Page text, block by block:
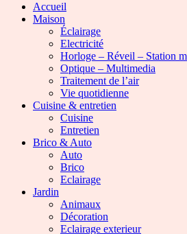
Accueil
Maison
Éclairage
Electricité
Horloge – Réveil – Station
Optique – Multimedia
Traitement de l’air
Vie quotidienne
Cuisine & entretien
Cuisine
Entretien
Brico & Auto
Auto
Brico
Eclairage
Jardin
Animaux
Décoration
Eclairage exterieur